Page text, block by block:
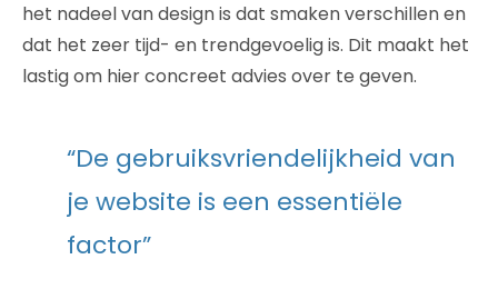
het nadeel van design is dat smaken verschillen en
dat het zeer tijd- en trendgevoelig is. Dit maakt het
lastig om hier concreet advies over te geven.
“De gebruiksvriendelijkheid van
je website is een essentiële
factor”